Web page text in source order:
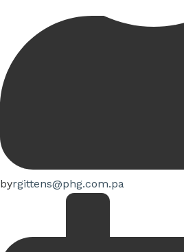
byrgittens@phg.com.pa